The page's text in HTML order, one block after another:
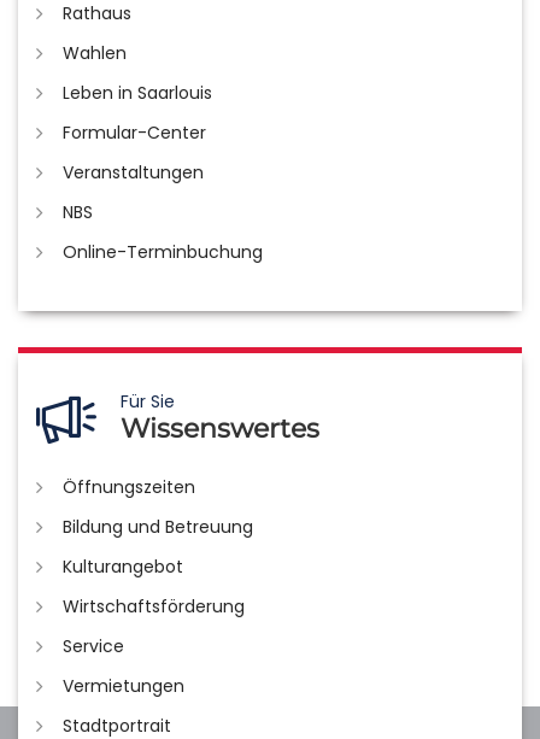
Rathaus
Wahlen
Leben in Saarlouis
Formular-Center
Veranstaltungen
NBS
Online-Terminbuchung
Für Sie
Wissenswertes
Öffnungszeiten
Bildung und Betreuung
Kulturangebot
Wirtschaftsförderung
Service
Vermietungen
Stadtportrait